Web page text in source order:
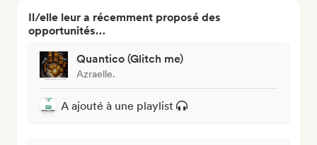
Il/elle leur a récemment proposé des
opportunités…
Quantico (Glitch me)
Azraelle.
A ajouté à une playlist